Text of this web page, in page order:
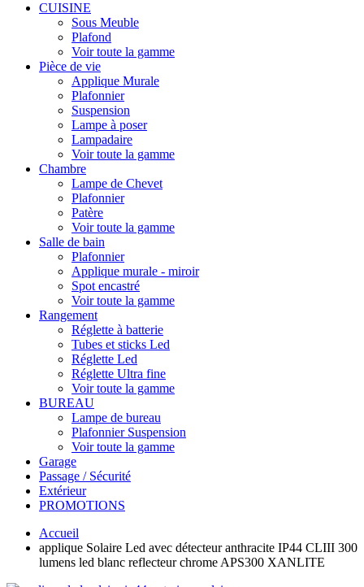
CUISINE
Sous Meuble
Plafond
Voir toute la gamme
Pièce de vie
Applique Murale
Plafonnier
Suspension
Lampe à poser
Lampadaire
Voir toute la gamme
Chambre
Lampe de Chevet
Plafonnier
Patère
Voir toute la gamme
Salle de bain
Plafonnier
Applique murale - miroir
Spot encastré
Voir toute la gamme
Rangement
Réglette à batterie
Tubes et sticks Led
Réglette Led
Réglette Ultra fine
Voir toute la gamme
BUREAU
Lampe de bureau
Plafonnier Suspension
Voir toute la gamme
Garage
Passage / Sécurité
Extérieur
PROMOTIONS
Accueil
applique Solaire Led avec détecteur anthracite IP44 CLIII 300
lumens led blanc reflecteur chrome APS300 XANLITE